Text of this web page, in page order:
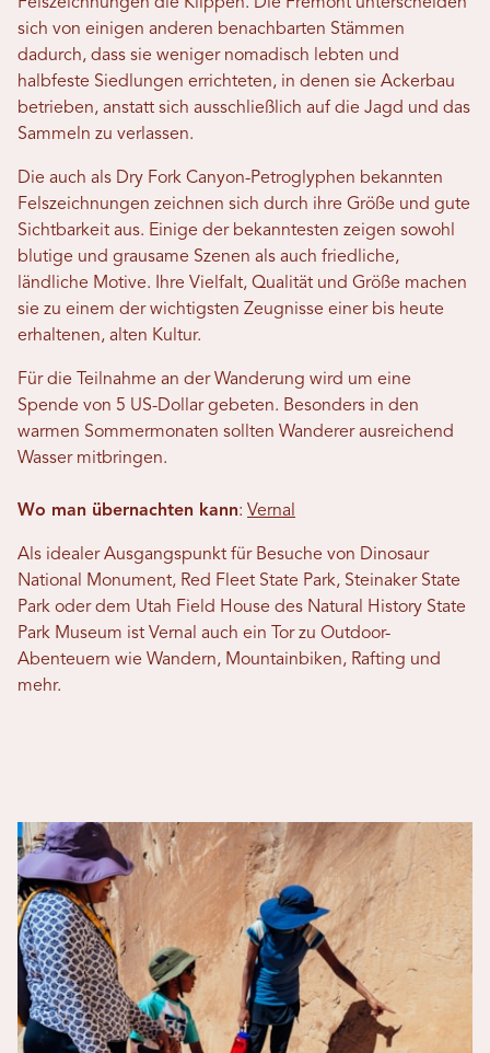
sich von einigen anderen benachbarten Stämmen
dadurch, dass sie weniger nomadisch lebten und
halbfeste Siedlungen errichteten, in denen sie Ackerbau
betrieben, anstatt sich ausschließlich auf die Jagd und das
Sammeln zu verlassen.
Die auch als Dry Fork Canyon-Petroglyphen bekannten
Felszeichnungen zeichnen sich durch ihre Größe und gute
Sichtbarkeit aus. Einige der bekanntesten zeigen sowohl
blutige und grausame Szenen als auch friedliche,
ländliche Motive. Ihre Vielfalt, Qualität und Größe machen
sie zu einem der wichtigsten Zeugnisse einer bis heute
erhaltenen, alten Kultur.
Für die Teilnahme an der Wanderung wird um eine
Spende von 5 US-Dollar gebeten. Besonders in den
warmen Sommermonaten sollten Wanderer ausreichend
Wasser mitbringen.
Wo man übernachten kann: Vernal
Als idealer Ausgangspunkt für Besuche von Dinosaur
National Monument, Red Fleet State Park, Steinaker State
Park oder dem Utah Field House des Natural History State
Park Museum ist Vernal auch ein Tor zu Outdoor-
Abenteuern wie Wandern, Mountainbiken, Rafting und
mehr.